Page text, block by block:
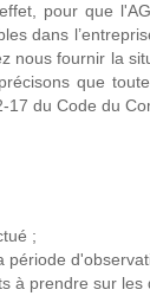
pour que
dans
nous fournir la
que
du Code du
;
à prendre sur